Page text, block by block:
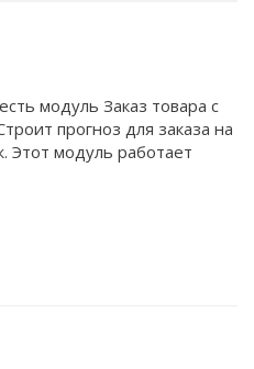
модуль Заказ товара с
прогноз для заказа на
Этот модуль работает